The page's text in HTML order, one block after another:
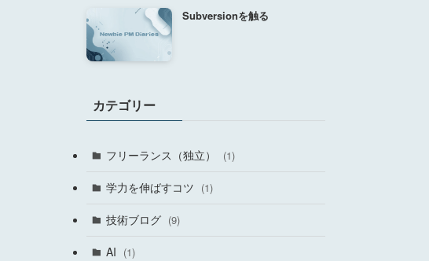
Subversionを触る
カテゴリー
フリーランス（独立） (1)
学力を伸ばすコツ (1)
技術ブログ (9)
AI (1)